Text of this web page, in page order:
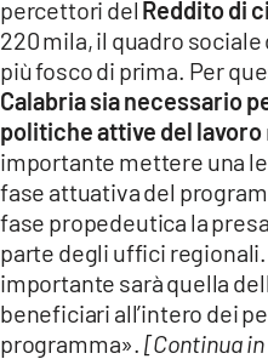
ANDROID
APPLE
percettori del Reddito di
220 mila, il quadro
più fosco di prima. Per
Calabria sia necessario
politiche attive del lavoro
importante mettere una
fase attuativa del
fase propedeutica la
parte degli uffici
importante sarà quella
beneficiari all’intero dei
programma». [Continua